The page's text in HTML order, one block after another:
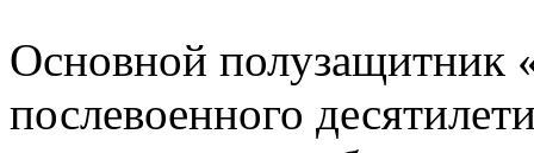
Основной полузащитник
послевоенного